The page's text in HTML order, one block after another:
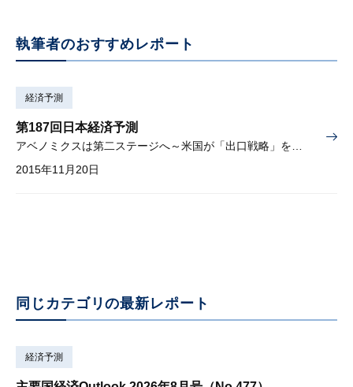
執筆者のおすすめレポート
経済予測
第187回日本経済予測
2015年11月20日
同じカテゴリの最新レポート
経済予測